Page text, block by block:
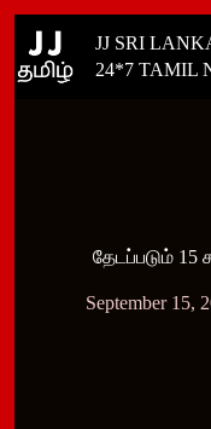
content
JJ SRI
24*7 TAMIL
தேடப்படும்
September 15,